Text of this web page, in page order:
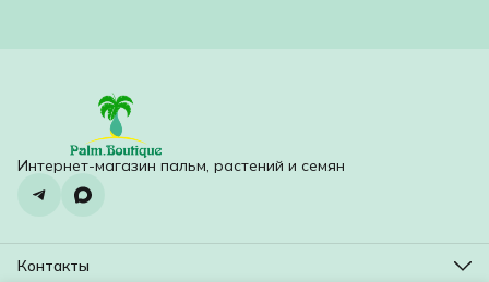
Интернет-магазин пальм, растений и семян
Контакты